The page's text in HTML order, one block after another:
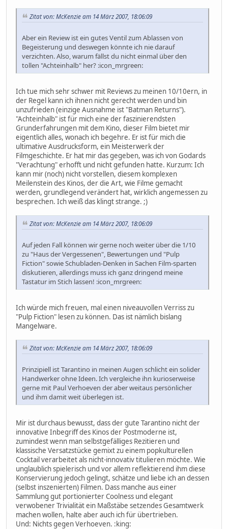
Zitat von: McKenzie am 14 März 2007, 18:06:09
Aber ein Review ist ein gutes Ventil zum Ablassen von
Begeisterung und deswegen könnte ich nie darauf
verzichten. Also, warum fällst du nicht einmal über den
tollen "Achteinhalb" her? :icon_mrgreen:
Ich tue mich sehr schwer mit Reviews zu meinen 10/10ern, in
der Regel kann ich ihnen nicht gerecht werden und bin
unzufrieden (einzige Ausnahme ist "Batman Returns").
"Achteinhalb" ist für mich eine der faszinierendsten
Grunderfahrungen mit dem Kino, dieser Film bietet mir
eigentlich alles, wonach ich begehre. Er ist für mich die
ultimative Ausdrucksform, ein Meisterwerk der
Filmgeschichte. Er hat mir das gegeben, was ich von Godards
"Verachtung" erhofft und nicht gefunden hatte. Kurzum: Ich
kann mir (noch) nicht vorstellen, diesem komplexen
Meilenstein des Kinos, der die Art, wie Filme gemacht
werden, grundlegend verändert hat, wirklich angemessen zu
besprechen. Ich weiß das klingt strange. ;)
Zitat von: McKenzie am 14 März 2007, 18:06:09
Auf jeden Fall können wir gerne noch weiter über die 1/10
zu "Haus der Vergessenen", Bewertungen und "Pulp
Fiction" sowie Schubladen-Denken in Sachen Film-sparten
diskutieren, allerdings muss ich ganz dringend meine
Tastatur im Stich lassen! :icon_mrgreen:
Ich würde mich freuen, mal einen niveauvollen Verriss zu
"Pulp Fiction" lesen zu können. Das ist nämlich bislang
Mangelware.
Zitat von: McKenzie am 14 März 2007, 18:06:09
Prinzipiell ist Tarantino in meinen Augen schlicht ein solider
Handwerker ohne Ideen. Ich vergleiche ihn kurioserweise
gerne mit Paul Verhoeven der aber weitaus persönlicher
und ihm damit weit überlegen ist.
Mir ist durchaus bewusst, dass der gute Tarantino nicht der
innovative Inbegriff des Kinos der Postmoderne ist,
zumindest wenn man selbstgefälliges Rezitieren und
klassische Versatzstücke gemixt zu einem popkulturellen
Cocktail verarbeitet als nicht-innovativ titulieren möchte. Wie
unglaublich spielerisch und vor allem reflektierend ihm diese
Konservierung jedoch gelingt, schätze und liebe ich an dessen
(selbst inszenierten) Filmen. Dass manche aus einer
Sammlung gut portionierter Coolness und elegant
verwobener Trivialität ein Maßstäbe setzendes Gesamtwerk
machen wollen, halte aber auch ich für übertrieben.
Und: Nichts gegen Verhoeven. :king: